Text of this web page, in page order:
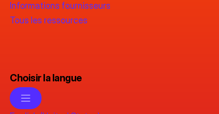
Informations fournisseurs
Tous les ressources
Choisir la langue